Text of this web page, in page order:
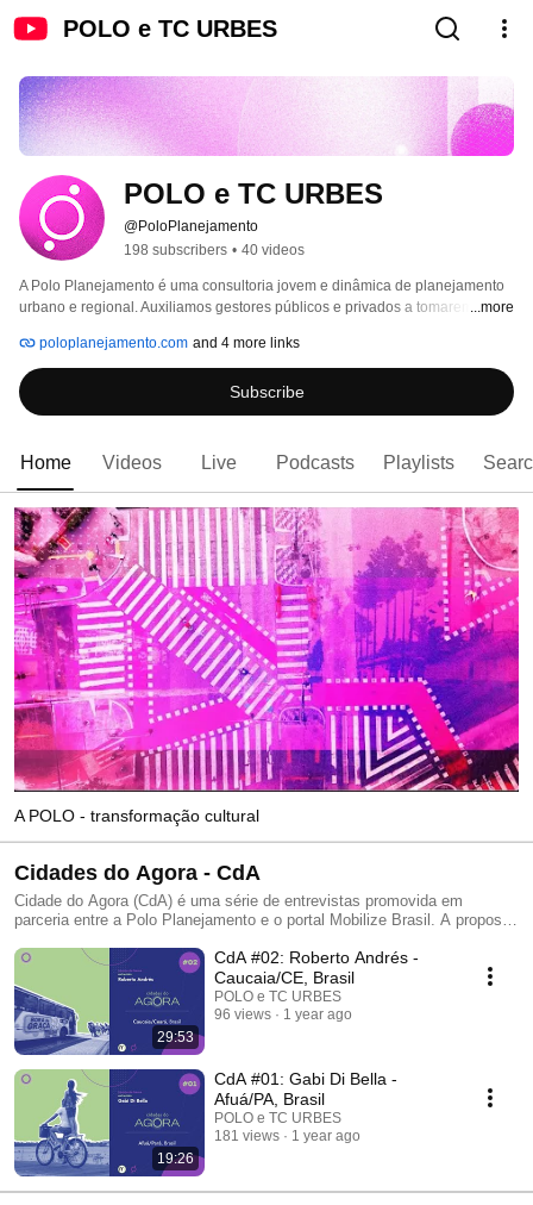
POLO e TC URBES
POLO e TC URBES
@PoloPlanejamento
198 subscribers • 40 videos
A Polo Planejamento é uma consultoria jovem e dinâmica de planejamento
urbano e regional. Auxiliamos gestores públicos e privados a tomarem
multidisciplinar que compreende as necessidades atuais das cidades.
Trabalhamos em elaboração de projetos, processos de planejamento,
modelagem de negócios, estimativa de receitas e custos, sempre utilizando
tecnologia para ajudar a vislumbrar soluções não triviais ou inovadoras.
...more
poloplanejamento.com and 4 more links
Subscribe
Home Videos Live Podcasts Playlists
A POLO - transformação cultural
Cidades do Agora - CdA
Cidade do Agora (CdA) é uma série de entrevistas promovida em
parceria entre a Polo Planejamento e o portal Mobilize Brasil. A proposta
apontam não para as cidades ideais do futuro, mas para as cidades que
precisamos construir e transformar agora. Em cada episódio, gestores
públicos, urbanistas e ativistas debatem soluções práticas e urgentes
para os desafios urbanos contemporâneos, refletindo sobre como as
cidades podem se adaptar para atender às necessidades imediatas de
seus habitantes e às adaptações climáticas.
29:53
CdA #02: Roberto Andrés -
Caucaia/CE, Brasil
POLO e TC URBES
96 views
1 year ago
19:26
CdA #01: Gabi Di Bella -
Afuá/PA, Brasil
POLO e TC URBES
181 views
1 year ago